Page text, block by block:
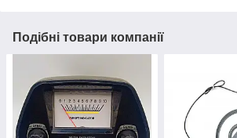
Подібні товари компанії